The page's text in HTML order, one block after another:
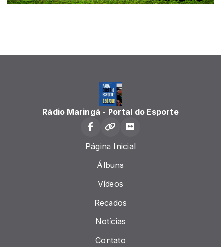
Rádio Maringá - Portal do Esporte
Página Inicial
Álbuns
Vídeos
Recados
Notícias
Contato